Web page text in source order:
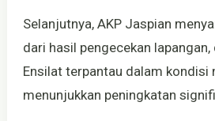
Selanjutnya, AKP Jaspian
dari hasil pengecekan
Ensilat terpantau dalam kondisi
menunjukkan peningkatan